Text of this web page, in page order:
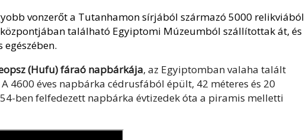
vonzerőt a Tutanhamon sírjából származó 5000 relikviából
található Egyiptomi Múzeumból szállítottak át, és
(Hufu) fáraó napbárkája, az Egyiptomban valaha talált
4600 éves napbárka cédrusfából épült, 42 méteres és 20
ben felfedezett napbárka évtizedek óta a piramis melletti